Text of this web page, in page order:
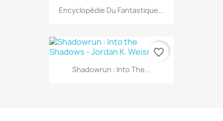
Encyclopédie Du Fantastique...
Shadowrun : Into The...
favorite_border